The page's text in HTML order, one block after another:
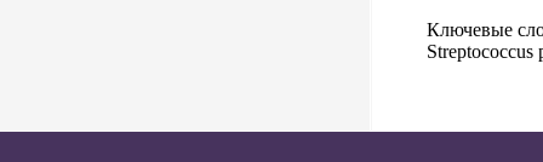
Ключевые
Streptococcus